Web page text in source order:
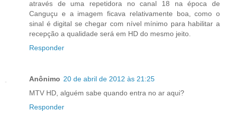
através de uma repetidora no canal 18 na época de
Canguçu e a imagem ficava relativamente boa, como o
sinal é digital se chegar com nível mínimo para habilitar a
recepção a qualidade será em HD do mesmo jeito.
Responder
Anônimo 20 de abril de 2012 às 21:25
MTV HD, alguém sabe quando entra no ar aqui?
Responder